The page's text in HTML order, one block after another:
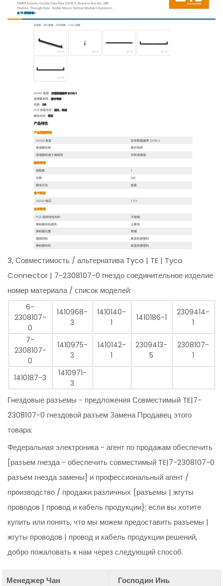
3, Совместимость / альтернатива Tyco | TE | Tyco
Connector | 7-2308107-0 гнездо соединительное изделие
номер материала / список моделей:
6-
2308107-
0
1410968-
3
1410140-
1
1410186-1
2309414-
1
7-
2308107-
0
1410975-
3
1410142-
1
2309413-
5
2308107-
1
1410187-3
1410971-
3
Гнездовые разъемы - предложения Совместимый TE|7-
2308107-0 гнездовой разъем Замена Продавец этого
товара:
Федеральная электроника - агент по продажам обеспечить
[разъем гнезда - обеспечить совместимый TE|7-2308107-0
разъем гнезда замены] и профессиональный агент /
производство / продажи различных {разъемы | жгуты
проводов | провод и кабель продукции}; если вы хотите
купить или понять, что мы можем предоставить разъемы |
жгуты проводов | провод и кабель продукции решений,
добро пожаловать к нам через следующий способ.
Менеджер Чан
Господин Инь